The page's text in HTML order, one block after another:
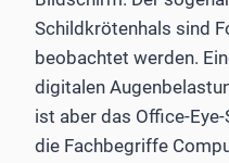
Schildkrötenhals sind
beobachtet werden.
digitalen
ist aber das Office-
die Fachbegriffe